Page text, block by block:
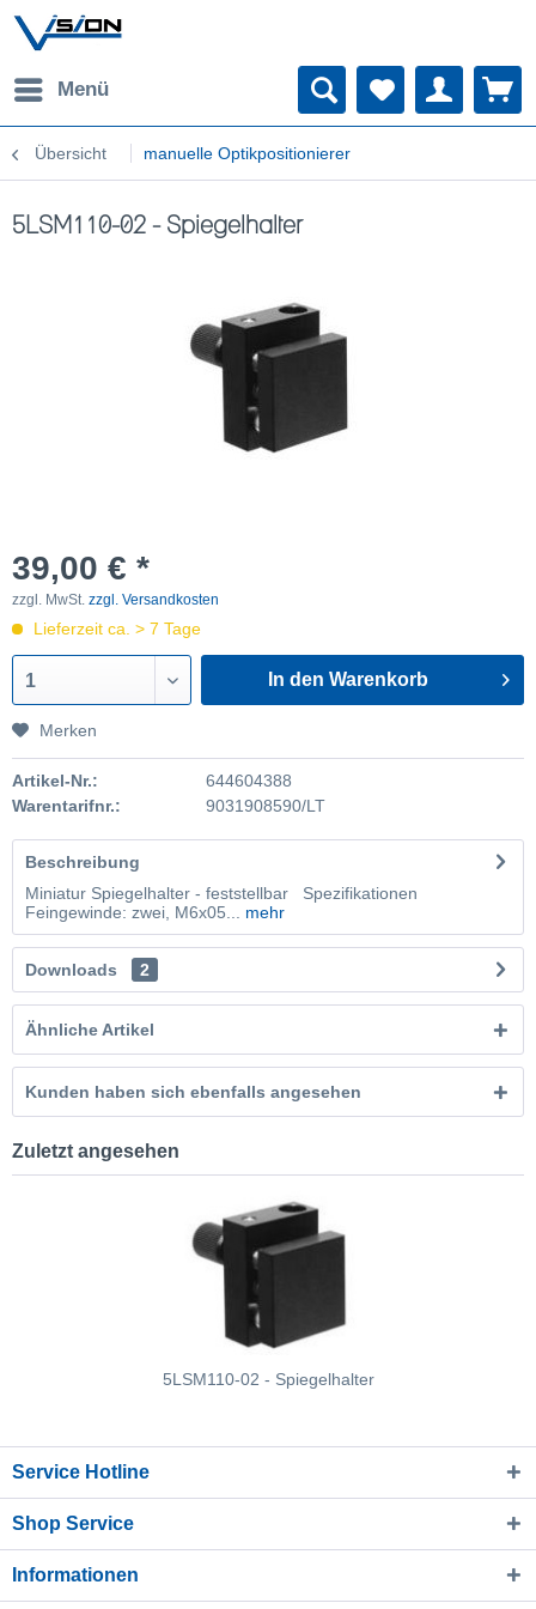
Menü
Übersicht manuelle Optikpositionierer
5LSM110-02 - Spiegelhalter
39,00 € *
zzgl. MwSt. zzgl. Versandkosten
Lieferzeit ca. > 7 Tage
1 In den Warenkorb
Merken
Artikel-Nr.:
644604388
Warentarifnr.:
9031908590/LT
Beschreibung
Miniatur Spiegelhalter - feststellbar Spezifikationen
Feingewinde: zwei, M6x05...
mehr
Downloads 2
Ähnliche Artikel
Kunden haben sich ebenfalls angesehen
Zuletzt angesehen
5LSM110-02 - Spiegelhalter
Service Hotline
Shop Service
Informationen